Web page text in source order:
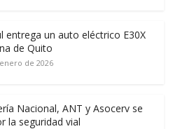
entrega un auto eléctrico E30X
de Quito
de 2026
Nacional, ANT y Asocerv se
la seguridad vial